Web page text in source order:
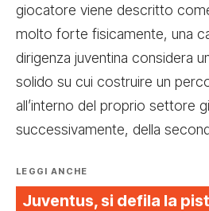
giocatore viene descritto
molto forte fisicamente, una
dirigenza juventina considera
solido su cui costruire un
all’interno del proprio settore
successivamente, della
LEGGI ANCHE
Juventus, si defila la